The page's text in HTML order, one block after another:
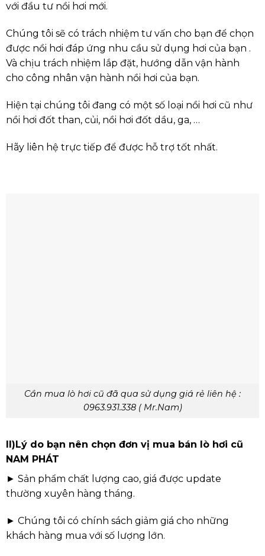
với đầu tư nồi hơi mới.
Chúng tôi sẽ có trách nhiệm tư vấn cho bạn để chọn
được nồi hơi đáp ứng nhu cầu sử dụng hơi của bạn .
Và chịu trách nhiệm lắp đặt, hướng dẫn vận hành
cho công nhân vận hành nồi hơi của bạn.
Hiện tại chúng tôi đang có một số loại nồi hơi cũ như
nồi hơi đốt than, củi, nồi hơi đốt dầu, ga, …
Hãy liên hệ trực tiếp để được hỗ trợ tốt nhất.
Cần mua lò hơi cũ đã qua sử dụng giá rẻ liên hệ :
0963.931.338 ( Mr.Nam)
II)Lý do bạn nên chọn đơn vị mua bán lò hơi cũ
NAM PHÁT
► Sản phẩm chất lượng cao, giá được update
thường xuyên hàng tháng.
► Chúng tôi có chính sách giảm giá cho những
khách hàng mua với số lượng lớn.